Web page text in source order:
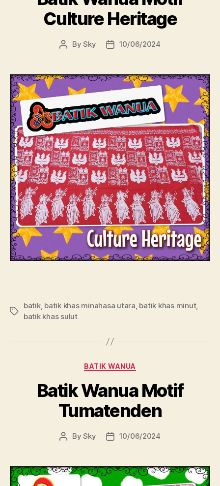
Culture Heritage
PostBySky
Post10/06/2024
Tags
batik, batik khas minahasa utara batik khas minut,
batik khas sulut
Categories
BATIK WANUA
Batik Wanua Motif
Tumatenden
PostBySky
Post10/06/2024